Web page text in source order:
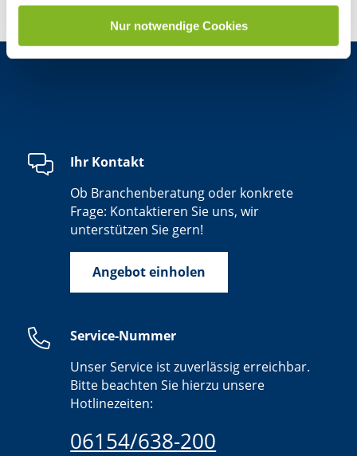
Nur notwendige Cookies
Ihr Kontakt
Ob Branchenberatung oder konkrete
Frage: Kontaktieren Sie uns, wir
unterstützen Sie gern!
Angebot einholen
Service-Nummer
Unser Service ist zuverlässig erreichbar.
Bitte beachten Sie hierzu unsere
Hotlinezeiten:
06154/638-200